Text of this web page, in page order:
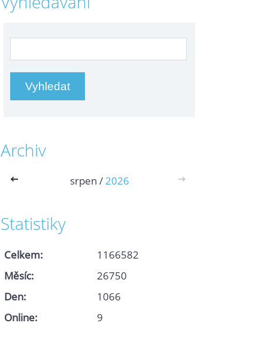
Archiv
<< srpen /2026 >>
Statistiky
Online: 9
Celkem:
1166582
Měsíc:
26750
Den:
1066